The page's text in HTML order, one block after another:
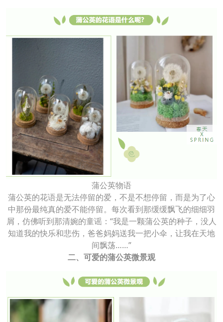
蒲公英物语
蒲公英的花语是无法停留的爱，不是不想停留，而是为了心
中那份最纯真的爱不能停留。每次看到那缓缓飘飞的细细羽
屑，仿佛听到那清婉的童谣：“我是一颗蒲公英的种子，没人
知道我的快乐和悲伤，爸爸妈妈送我一把小伞，让我在天地
间飘荡……”
二、可爱的蒲公英微景观